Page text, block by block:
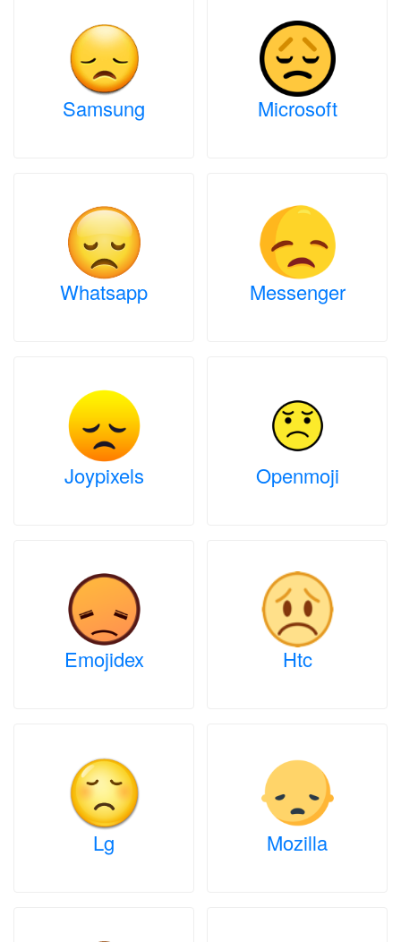
Samsung Microsoft
Whatsapp Messenger
Joypixels Openmoji
Emojidex Htc
Lg Mozilla